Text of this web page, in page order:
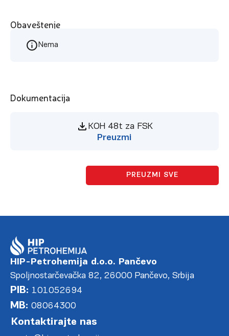
Obaveštenje
Nema
Dokumentacija
KOH 48t za FSK
Preuzmi
PREUZMI SVE
HIP-Petrohemija d.o.o. Pančevo
Spoljnostarčevačka 82, 26000 Pančevo, Srbija
PIB: 101052694
MB: 08064300
Kontaktirajte nas